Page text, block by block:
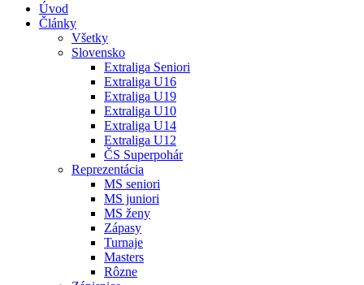
Úvod
Články
Všetky
Slovensko
Extraliga Seniori
Extraliga U16
Extraliga U19
Extraliga U10
Extraliga U14
Extraliga U12
ČS Superpohár
Reprezentácia
MS seniori
MS juniori
MS ženy
Zápasy
Turnaje
Masters
Rôzne